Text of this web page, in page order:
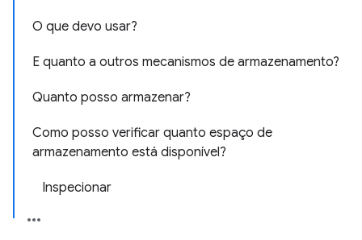
O que devo usar?
E quanto a outros mecanismos de armazenamento?
Quanto posso armazenar?
Como posso verificar quanto espaço de
armazenamento está disponível?
Inspecionar